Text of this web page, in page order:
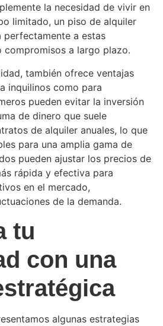
la necesidad de vivir en
limitado, un piso de alquiler
perfectamente a estas
compromisos a largo plazo.
también ofrece ventajas
inquilinos como para
pueden evitar la inversión
de dinero que suele
de alquiler anuales, lo que
para una amplia gama de
pueden ajustar los precios de
rápida y efectiva para
en el mercado,
de la demanda.
tu
con una
algunas estrategias